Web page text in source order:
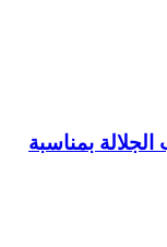
بمناسبة